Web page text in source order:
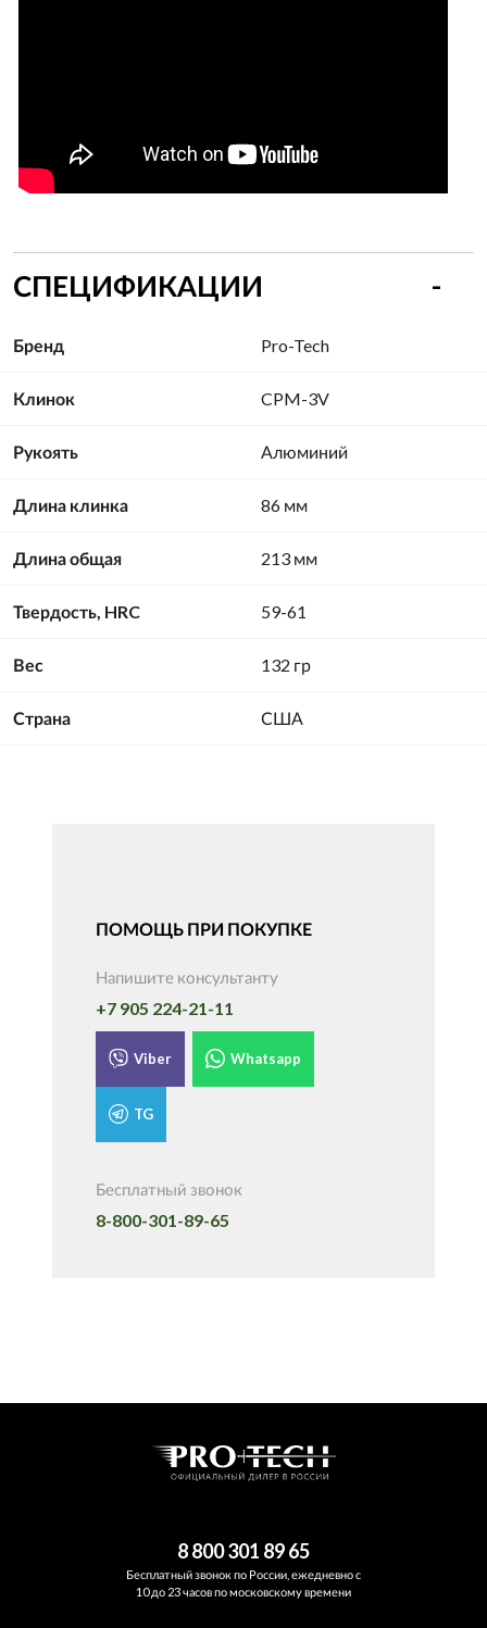
СПЕЦИФИКАЦИИ
Бренд Pro-Tech
Клинок CPM-3V
Рукоять Алюминий
Длина клинка 86 мм
Длина общая 213 мм
Твердость, HRC 59-61
Вес 132 гр
Страна США
ПОМОЩЬ ПРИ ПОКУПКЕ
Напишите консультанту
+7 905 224-21-11
Viber Whatsapp
TG
Бесплатный звонок
8-800-301-89-65
8 800 301 89 65
Бесплатный звонок по России, ежедневно с
10 до 23 часов по московскому времени